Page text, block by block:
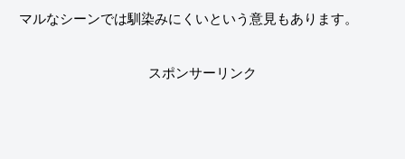
マルなシーンでは馴染みにくいという意見もあります。
スポンサーリンク